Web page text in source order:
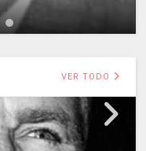
VER TODO